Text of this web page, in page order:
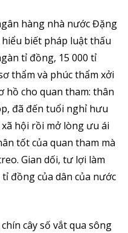
hàng nhà nước Đặng
biết pháp luật thấu
tỉ đồng, 15 000 tỉ
thẩm và phúc thẩm xởi
hồ cho quan tham: thân
đã đến tuổi nghỉ hưu
hội rồi mở lòng ưu ái
tốt của quan tham mà
Gian dối, tư lợi làm
đồng của dân của nước
cây số vắt qua sông